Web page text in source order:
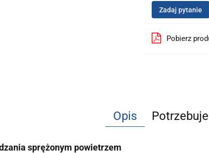
Zadaj pytanie
Pobierz
Opis
sprężonym powietrzem